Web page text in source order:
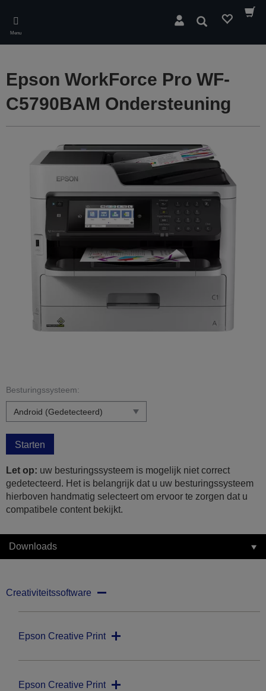
main
content
Menu
Zoeken
Epson WorkForce Pro WF-
C5790BAM Ondersteuning
Besturingssysteem:
Starten
Let op: uw besturingssysteem is mogelijk niet correct
gedetecteerd. Het is belangrijk dat u uw besturingssysteem
hierboven handmatig selecteert om ervoor te zorgen dat u
compatibele content bekijkt.
Downloads
Creativiteitssoftware
Epson Creative Print
Epson Creative Print